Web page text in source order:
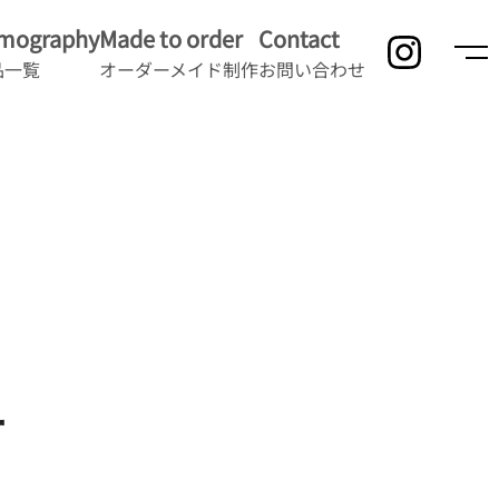
覧
Made to order
オーダーメイド制作
Contact
お問い合わせ